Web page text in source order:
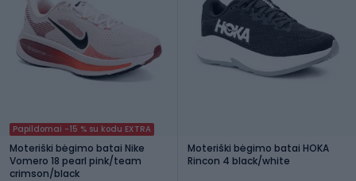
Papildomai -15 % su kodu EXTRA
Moteriški bėgimo batai Nike
Vomero 18 pearl pink/team
crimson/black
Moteriški bėgimo batai HOKA
Rincon 4 black/white